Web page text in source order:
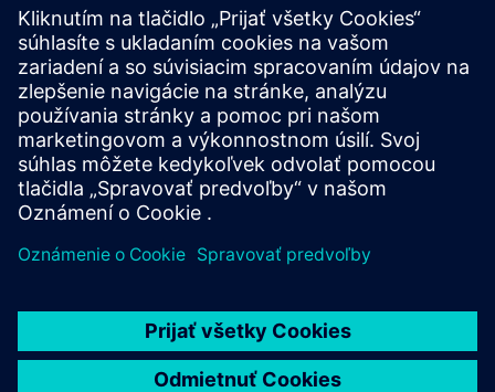
V niektorých aplikáciách nestačí jednoduché vykonávanie
konfigurácií, pretože cieľom je vedieť, ako sa dizajn správa
v miliónoch prípadov. Napríklad, akonáhle je dizajn
optimalizovaný, používateľ môže chcieť predpovedať